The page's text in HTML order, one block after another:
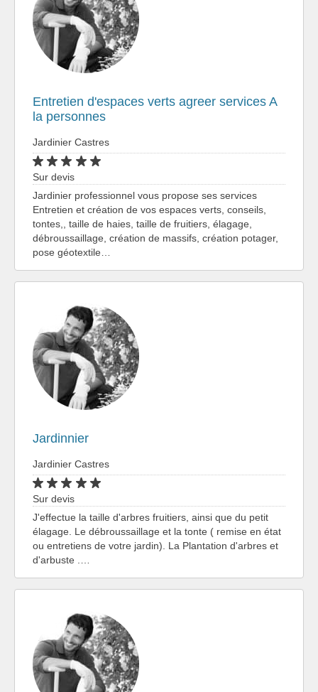
Entretien d'espaces verts agreer services A
la personnes
Jardinier Castres
Sur devis
Jardinier professionnel vous propose ses services
Entretien et création de vos espaces verts, conseils,
tontes,, taille de haies, taille de fruitiers, élagage,
débroussaillage, création de massifs, création potager,
pose géotextile…
Jardinnier
Jardinier Castres
Sur devis
J'effectue la taille d'arbres fruitiers, ainsi que du petit
élagage. Le débroussaillage et la tonte ( remise en état
ou entretiens de votre jardin). La Plantation d'arbres et
d'arbuste .…